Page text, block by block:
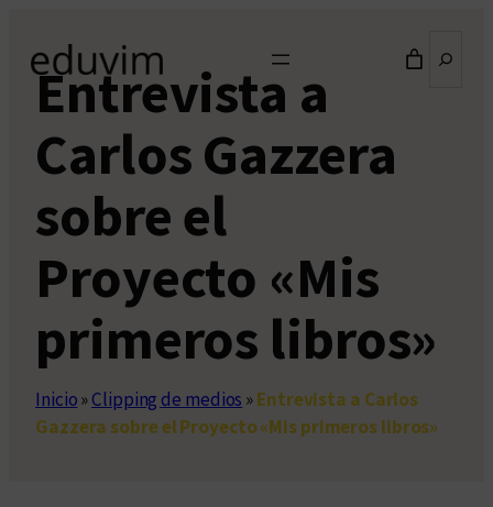
contenido
Entrevista a
Carlos Gazzera
sobre el
Proyecto «Mis
primeros libros»
Inicio»Clipping de medios »Entrevista a Carlos
Gazzera sobre el Proyecto «Mis primeros libros»